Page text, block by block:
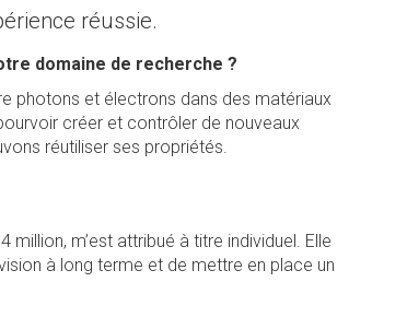
réussie.
domaine de recherche ?
photons et électrons dans des matériaux
créer et contrôler de nouveaux
réutiliser ses propriétés.
million, m’est attribué à titre individuel. Elle
à long terme et de mettre en place un